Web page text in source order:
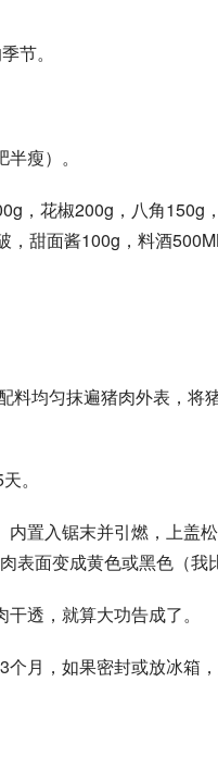
节。
瘦）。
，花椒200g，八角150g
甜面酱100g，料酒
料均匀抹遍猪肉外表，将
。
置入锯末并引燃，上盖
表面变成黄色或黑色（我
透，就算大功告成了。
月，如果密封或放冰箱